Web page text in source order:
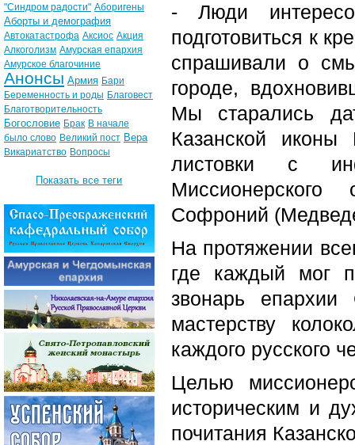
- Люди
подготовиться к
спрашивали о
городе,
Мы старались
Казанской
листовки с
Софроний
На протяжении
где каждый мог
звонарь
мастерству
каждого русского
Целью
историческим и
почитания
"Синдром радости" Аборигены
Аборты и демография
Автокатастрофа Аксиос Акция
Алкоголизм Амурская епархия
Амурское благочиние
Анонсы Армия Бари
Беременность и роды Благовест
Благотворительность
Богословие Брак В начале
было слово Великий пост Вера
Викариатство Вопросы
Показать все теги